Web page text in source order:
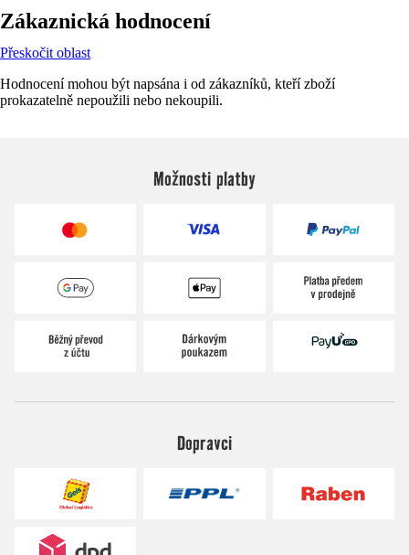
Zákaznická hodnocení
Přeskočit oblast
Hodnocení mohou být napsána i od zákazníků, kteří zboží
prokazatelně nepoužili nebo nekoupili.
Možnosti platby
Dopravci